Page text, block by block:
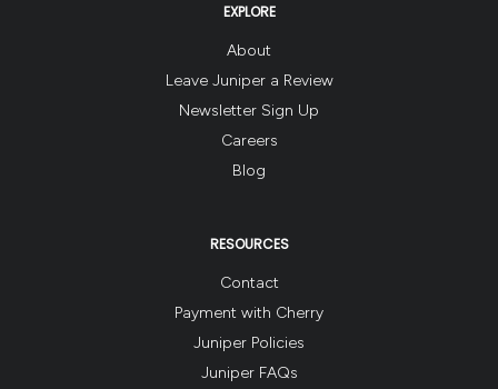
EXPLORE
About
Leave Juniper a Review
Newsletter Sign Up
Careers
Blog
RESOURCES
Contact
Payment with Cherry
Juniper Policies
Juniper FAQs